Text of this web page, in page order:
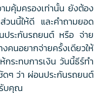
ามคุ้มครองเท่านั้น ยังต้อง
ส่วนนี้ให้ดี และคำถามยอด
ระกันรถยนต์ หรือ จ่าย
คนอยากจ่ายครั้งเดียวให้
กระทบการเงิน วันนี้ธีร์ทำ
ดๆ ว่า ผ่อนประกันรถยนต์
รับคุณ